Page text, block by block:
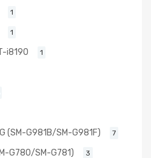
1
1
i8190 1
(SM-G981B/SM-G981F) 7
G780/SM-G781) 3